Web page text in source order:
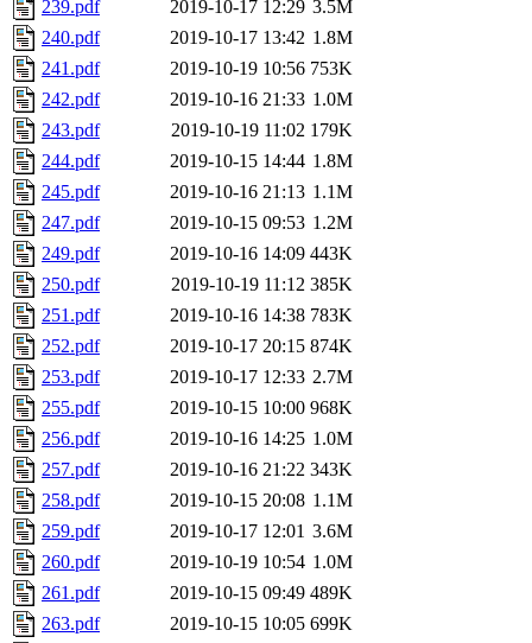
239.pdf 2019-10-17 12:29 3.5M
240.pdf
2019-10-17 13:42 1.8M
241.pdf
2019-10-19 10:56 753K
242.pdf
2019-10-16 21:33 1.0M
243.pdf
2019-10-19 11:02 179K
244.pdf
2019-10-15 14:44 1.8M
245.pdf
2019-10-16 21:13 1.1M
247.pdf
2019-10-15 09:53 1.2M
249.pdf
2019-10-16 14:09 443K
250.pdf
2019-10-19 11:12 385K
251.pdf
2019-10-16 14:38 783K
252.pdf
2019-10-17 20:15 874K
253.pdf
2019-10-17 12:33 2.7M
255.pdf
2019-10-15 10:00 968K
256.pdf
2019-10-16 14:25 1.0M
257.pdf
2019-10-16 21:22 343K
258.pdf
2019-10-15 20:08 1.1M
259.pdf
2019-10-17 12:01 3.6M
260.pdf
2019-10-19 10:54 1.0M
261.pdf
2019-10-15 09:49 489K
263.pdf
2019-10-15 10:05 699K